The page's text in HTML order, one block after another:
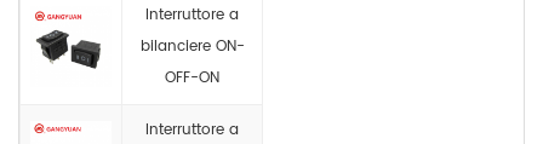
Interruttore a
bilanciere ON-
OFF-ON
Interruttore a